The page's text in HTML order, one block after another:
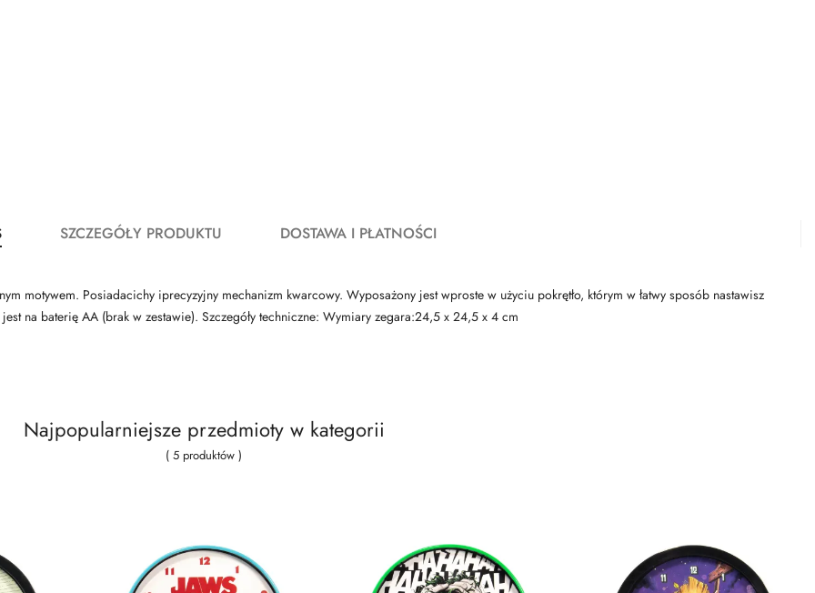
SZCZEGÓŁY PRODUKTU DOSTAWA I PŁATNOŚCI
motywem. Posiadacichy iprecyzyjny mechanizm kwarcowy. Wyposażony jest wproste w użyciu pokrętło, którym w łatwy sposób nastawisz
na baterię AA (brak w zestawie). Szczegóły techniczne: Wymiary zegara:24,5 x 24,5 x 4 cm
Najpopularniejsze przedmioty w kategorii
( 5 produktów )